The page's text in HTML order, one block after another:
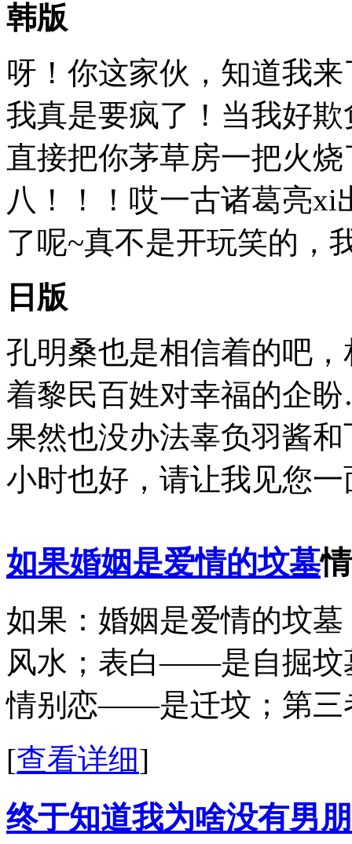
韩版
呀！你这家伙，知道我
我真是要疯了！当我好
直接把你茅草房一把火
八！！！哎一古诸葛亮xi
了呢~真不是开玩笑的，
日版
孔明桑也是相信着的吧
着黎民百姓对幸福的企
果然也没办法辜负羽酱
小时也好，请让我见您
如果婚姻是爱情的坟墓
如果：婚姻是爱情的坟
风水；表白——是自掘
情别恋——是迁坟；第
[查看详细]
终于知道我为啥没有男